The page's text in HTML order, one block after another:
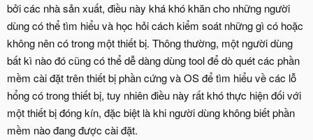
bởi các nhà sản xuất, điều này khá khó khăn cho những người
dùng có thể tìm hiểu và học hỏi cách kiểm soát những gì có hoặc
không nên có trong một thiết bị. Thông thường, một người dùng
bất kì nào đó cũng có thể dễ dàng dùng tool để dò quét các phần
mềm cài đặt trên thiết bị phần cứng và OS để tìm hiểu về các lỗ
hổng có trong thiết bị, tuy nhiên điều này rất khó thực hiện đối với
một thiết bị đóng kín, đặc biệt là khi người dùng không biết phần
mềm nào đang được cài đặt.